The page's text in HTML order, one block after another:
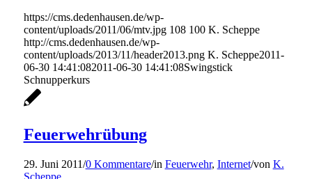
https://cms.dedenhausen.de/wp-
content/uploads/2011/06/mtv.jpg 108 100 K. Scheppe
http://cms.dedenhausen.de/wp-
content/uploads/2013/11/header2013.png K. Scheppe2011-
06-30 14:41:082011-06-30 14:41:08Swingstick
Schnupperkurs
Feuerwehrübung
29. Juni 2011/0 Kommentare/in Feuerwehr, Internet/von K.
Scheppe